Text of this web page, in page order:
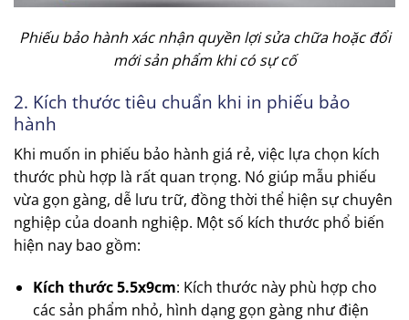
Phiếu bảo hành xác nhận quyền lợi sửa chữa hoặc đổi
mới sản phẩm khi có sự cố
2. Kích thước tiêu chuẩn khi in phiếu bảo
hành
Khi muốn in phiếu bảo hành giá rẻ, việc lựa chọn kích
thước phù hợp là rất quan trọng. Nó giúp mẫu phiếu
vừa gọn gàng, dễ lưu trữ, đồng thời thể hiện sự chuyên
nghiệp của doanh nghiệp. Một số kích thước phổ biến
hiện nay bao gồm:
Kích thước 5.5x9cm: Kích thước này phù hợp cho
các sản phẩm nhỏ, hình dạng gọn gàng như điện